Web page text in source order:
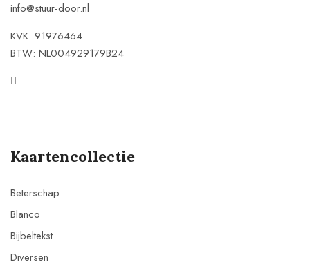
info@stuur-door.nl
KVK: 91976464
BTW: NL004929179B24
Kaartencollectie
Beterschap
Blanco
Bijbeltekst
Diversen